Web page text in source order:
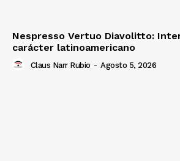
Nespresso Vertuo Diavolitto:
carácter latinoamericano
Claus Narr Rubio - Agosto 5, 2026